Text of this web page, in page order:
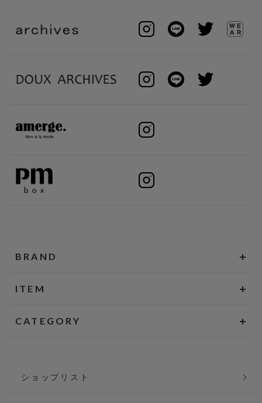
BRAND
ITEM
CATEGORY
ショップリスト